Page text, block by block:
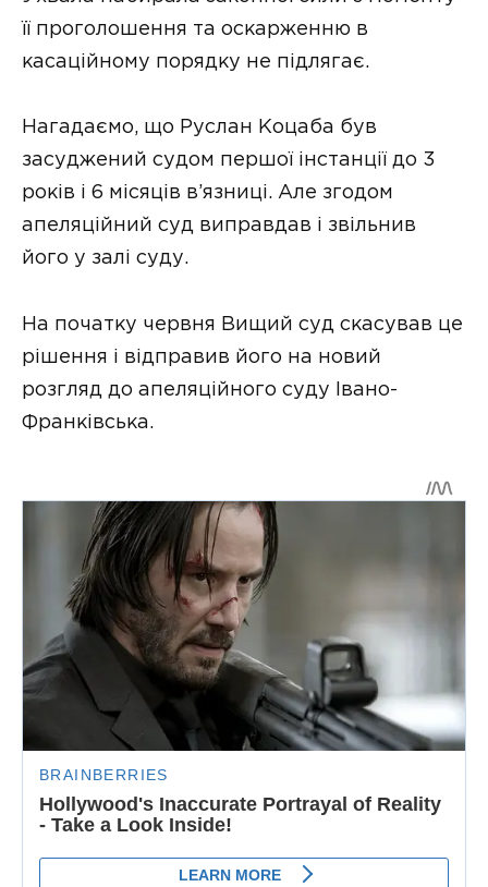
її проголошення та оскарженню в
касаційному порядку не підлягає.
Нагадаємо, що Руслан Коцаба був
засуджений судом першої інстанції до 3
років і 6 місяців в’язниці. Але згодом
апеляційний суд виправдав і звільнив
його у залі суду.
На початку червня Вищий суд скасував це
рішення і відправив його на новий
розгляд до апеляційного суду Івано-
Франківська.